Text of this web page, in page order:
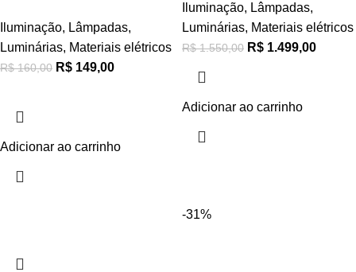
Iluminação, Lâmpadas,
Luminárias, Materiais elétricos
R$160,00 R$ 149,00
Adicionar ao carrinho
Iluminação, Lâmpadas,
Luminárias, Materiais elétricos
R$1.550,00 R$ 1.499,00
Adicionar ao carrinho
-31%